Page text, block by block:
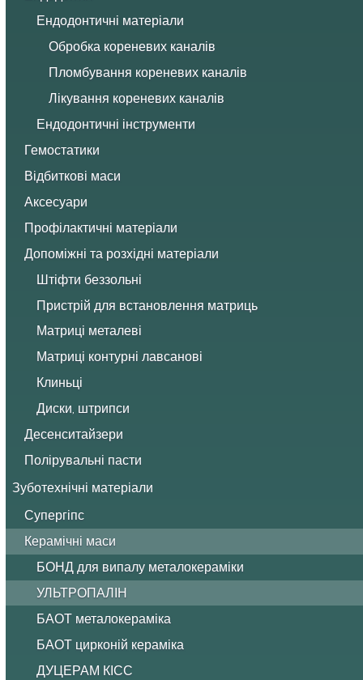
Ендодонтичні матеріали
Обробка кореневих каналів
Пломбування кореневих каналів
Лікування кореневих каналів
Ендодонтичні інструменти
Гемостатики
Відбиткові маси
Аксесуари
Профілактичні матеріали
Допоміжні та розхідні матеріали
Штіфти беззольні
Пристрій для встановлення матриць
Матриці металеві
Матриці контурні лавсанові
Клиньці
Диски, штрипси
Десенситайзери
Полірувальні пасти
Зуботехнічні матеріали
Супергіпс
Керамічні маси
БОНД для випалу металокераміки
УЛЬТРОПАЛІН
БАОТ металокераміка
БАОТ цирконій кераміка
ДУЦЕРАМ КІСС